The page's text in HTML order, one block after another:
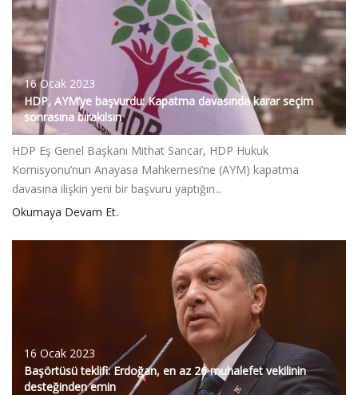
16 Ocak 2023
HDP, AYM’ye başvurdu: Kapatma davasında karar seçim
sonrasına bırakılsın
HDP Eş Genel Başkanı Mithat Sancar, HDP Hukuk
Komisyonu’nun Anayasa Mahkemesi’ne (AYM) kapatma
davasına ilişkin yeni bir başvuru yaptığın...
Okumaya Devam Et.
16 Ocak 2023
Başörtüsü teklifi: Erdoğan, en az 26 muhalefet vekilinin
desteğinden emin